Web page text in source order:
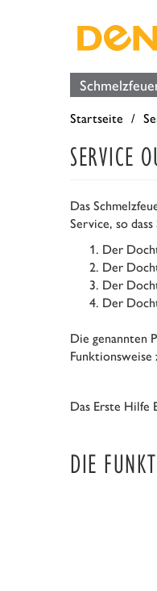
Startseite
SERVICE
Das
Service, so
Der
Der
Der
Der
Die genannten
Das Erste Hilfe
DIE